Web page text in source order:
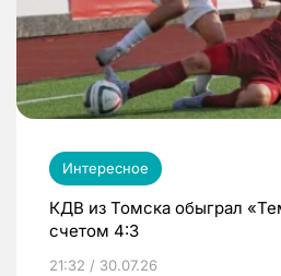
Интересное
КДВ из Томска обыграл
счетом 4:3
21:32 / 30.07.26